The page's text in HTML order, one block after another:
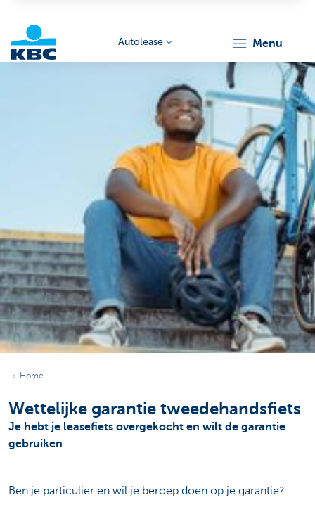
Autolease menu
Home
Wettelijke garantie tweedehandsfiets
Je hebt je leasefiets overgekocht en wilt de garantie
gebruiken
Ben je particulier en wil je beroep doen op je garantie?